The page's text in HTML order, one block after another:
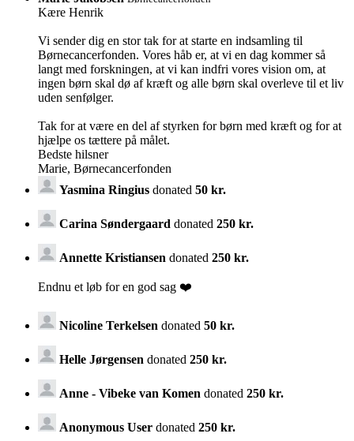
Kære Henrik
Vi sender dig en stor tak for at starte en indsamling til
Børnecancerfonden. Vores håb er, at vi en dag kommer så
langt med forskningen, at vi kan indfri vores vision om, at
ingen børn skal dø af kræft og alle børn skal overleve til et liv
uden senfølger.
Tak for at være en del af styrken for børn med kræft og for at
hjælpe os tættere på målet.
Bedste hilsner
Marie, Børnecancerfonden
Yasmina Ringius donated 50 kr.
Carina Søndergaard donated 250 kr.
Annette Kristiansen donated 250 kr.
Endnu et løb for en god sag ❤️
Nicoline Terkelsen donated 50 kr.
Helle Jørgensen donated 250 kr.
Anne - Vibeke van Komen donated 250 kr.
Anonymous User donated 250 kr.